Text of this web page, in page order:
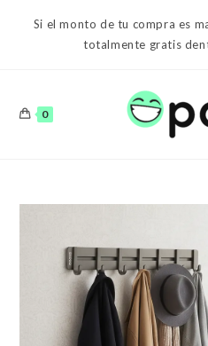
Si el monto de tu compra es
totalmente gratis
0